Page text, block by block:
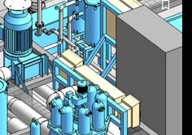
儲存